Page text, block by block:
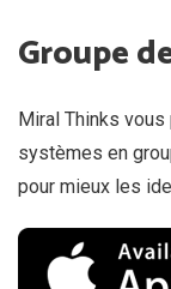
Groupe
Miral Thinks
systèmes en
pour mieux les